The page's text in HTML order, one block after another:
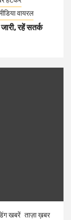
वायरल
रहें सतर्क
खबरें ताज़ा ख़बर